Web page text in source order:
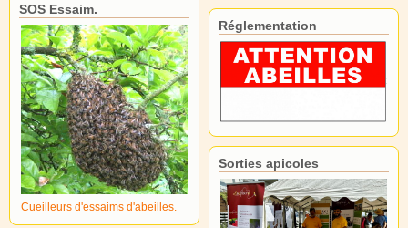
SOS Essaim.
Cueilleurs d'essaims d'abeilles.
Réglementation
Sorties apicoles